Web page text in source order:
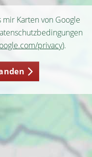
Karten von Google
privacy).